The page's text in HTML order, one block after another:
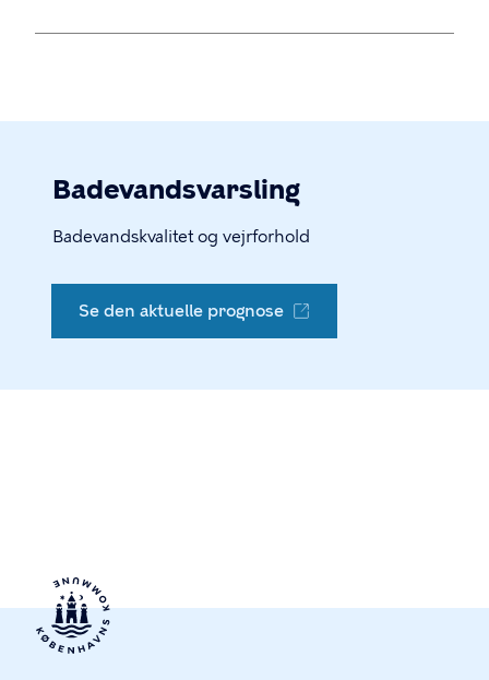
Badevandsvarsling
Badevandskvalitet og vejrforhold
Se den aktuelle prognose